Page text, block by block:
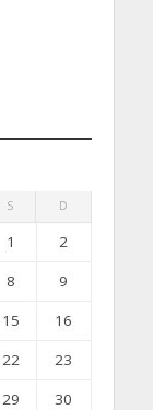
S D
1
2
8
9
15
16
22
23
29
30